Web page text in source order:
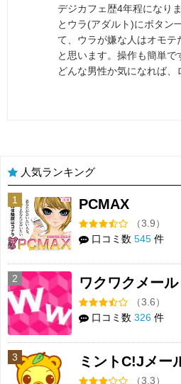
デジカフェ歴4年程になり
とウラ(アダルト)にボタン
て、ウラが嫌な人はオモ
と思います。操作も簡単で
どんな男性か気になれば、
人気ランキング
1 PCMAX
（3.9）
口コミ数 545 件
2 ワクワクメール
（3.6）
口コミ数 326 件
3 ミントC!Jメー
（3.3）